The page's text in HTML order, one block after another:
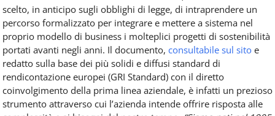
scelto, in anticipo sugli obblighi di legge, di intraprendere un
percorso formalizzato per integrare e mettere a sistema nel
proprio modello di business i molteplici progetti di sostenibilità
portati avanti negli anni. Il documento, consultabile sul sito e
redatto sulla base dei più solidi e diffusi standard di
rendicontazione europei (GRI Standard) con il diretto
coinvolgimento della prima linea aziendale, è infatti un prezioso
strumento attraverso cui l’azienda intende offrire risposta alle